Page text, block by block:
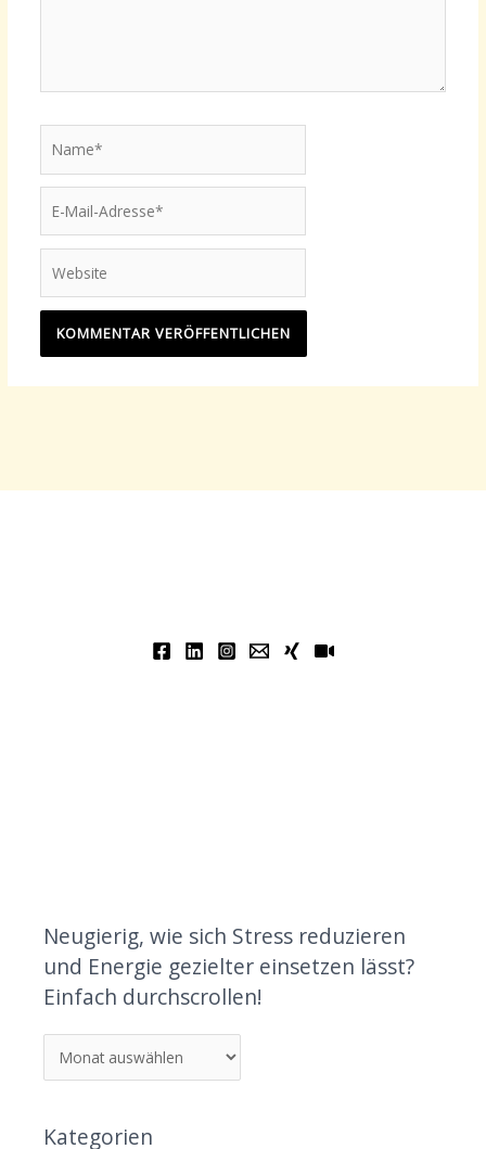
Mail-
Adresse*
Neugierig, wie sich Stress reduzieren
und Energie gezielter einsetzen lässt?
Einfach durchscrollen!
Kategorien